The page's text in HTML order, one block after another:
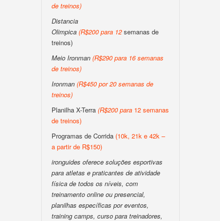
de treinos)
Distancia
Olimpica (R$200 para 12semanas de
treinos)
Meio Ironman (R$290 para 16 semanas
de treinos)
Ironman (R$450 por 20 semanas de
treinos)
Planilha X-Terra (R$200 para 12 semanas
de treinos)
Programas de Corrida (10k, 21k e 42k –
a partir de R$150)
ironguides oferece soluções esportivas
para atletas e praticantes de atividade
física de todos os níveis, com
treinamento online ou presencial,
planilhas específicas por eventos,
training camps, curso para treinadores,